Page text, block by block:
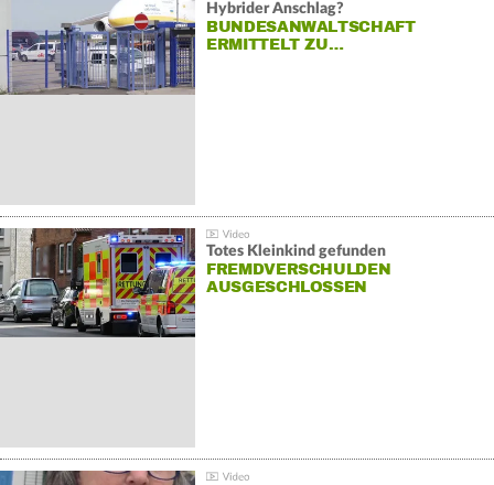
Hybrider Anschlag?
BUNDESANWALTSCHAFT
ERMITTELT ZU…
Totes Kleinkind gefunden
FREMDVERSCHULDEN
AUSGESCHLOSSEN